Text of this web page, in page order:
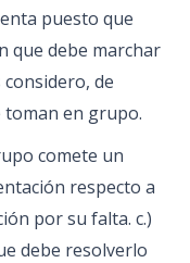
puesto que
que debe marchar
de
toman en grupo.
comete un
respecto a
por su falta. ​c.)
debe resolverlo